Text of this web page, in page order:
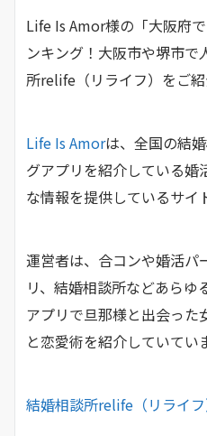
Life Is Amor様の「大阪府
ンキング！大阪市や堺市
所relife（リライフ）をご紹
Life Is Amorは、全国の結
グアプリを紹介している婚
な情報を提供しているサイ
運営者は、合コンや婚活パ
リ、結婚相談所などあら
アプリで旦那様と出会った
と恋愛術を紹介していてい
結婚相談所relife（リライ